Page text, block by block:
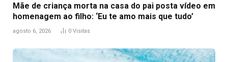
Mãe de criança morta na casa do pai posta vídeo em
homenagem ao filho: ‘Eu te amo mais que tudo’
agosto 6, 2026 0 Visitas